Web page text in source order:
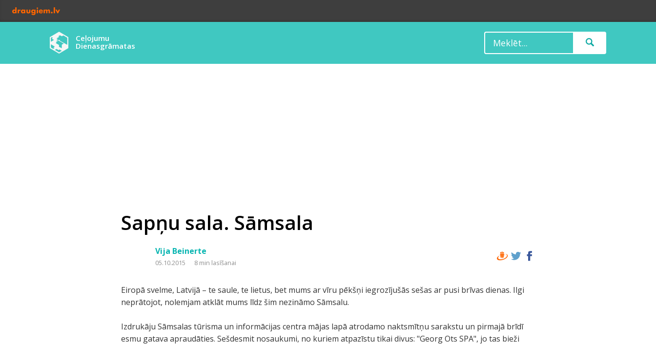
Ceļojumu
Dienasgrāmatas
Sapņu sala. Sāmsala
Vija Beinerte
05.10.2015 8 min lasīšanai
Eiropā svelme, Latvijā – te saule, te lietus, bet mums ar vīru pēkšņi iegrozījušās sešas ar pusi brīvas dienas. Ilgi
neprātojot, nolemjam atklāt mums līdz šim nezināmo Sāmsalu.
Izdrukāju Sāmsalas tūrisma un informācijas centra mājas lapā atrodamo naktsmītņu sarakstu un pirmajā brīdī
esmu gatava apraudāties. Sešdesmit nosaukumi, no kuriem atpazīstu tikai divus: "Georg Ots SPA", jo tas bieži